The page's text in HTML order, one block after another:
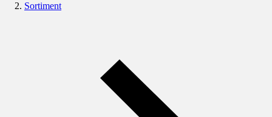
Sortiment